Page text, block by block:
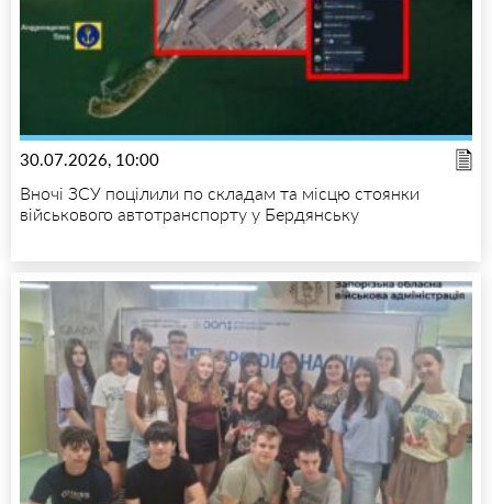
30.07.2026, 10:00
Вночі ЗСУ поцілили по складам та місцю стоянки
військового автотранспорту у Бердянську